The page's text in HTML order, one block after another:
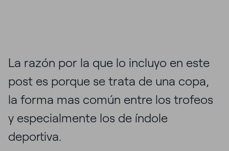
La razón por la que lo incluyo en este
post es porque se trata de una copa,
la forma mas común entre los trofeos
y especialmente los de índole
deportiva.